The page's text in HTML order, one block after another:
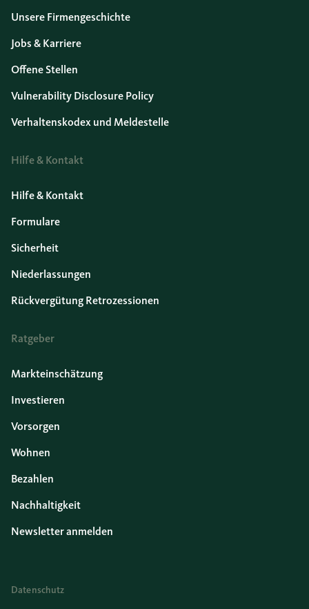
Unsere Firmengeschichte
Jobs & Karriere
Offene Stellen
Vulnerability Disclosure Policy
Verhaltenskodex und Meldestelle
Hilfe & Kontakt
Hilfe & Kontakt
Formulare
Sicherheit
Niederlassungen
Rückvergütung Retrozessionen
Ratgeber
Markteinschätzung
Investieren
Vorsorgen
Wohnen
Bezahlen
Nachhaltigkeit
Newsletter anmelden
Datenschutz